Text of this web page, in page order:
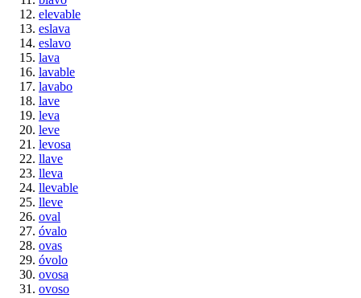
elevable
eslava
eslavo
lava
lavable
lavabo
lave
leva
leve
levosa
llave
lleva
llevable
lleve
oval
óvalo
ovas
óvolo
ovosa
ovoso